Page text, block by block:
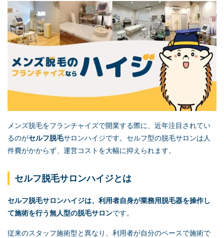
メンズ脱毛をフランチャイズで開業する際に、近年注目されてい
るのがセルフ脱毛サロンハイジです。セルフ型の脱毛サロンは人
件費がかからず、運営コストを大幅に抑えられます。
セルフ脱毛サロンハイジとは
セルフ脱毛サロンハイジは、利用者自身が業務用脱毛器を操作し
て施術を行う無人型の脱毛サロンです。
従来のスタッフ施術型と異なり、利用者が自分のペースで施術で